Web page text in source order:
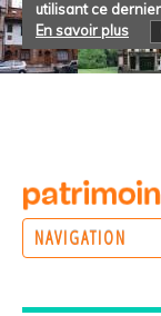
utilisant ce
En savoir plus
NAVIGATION